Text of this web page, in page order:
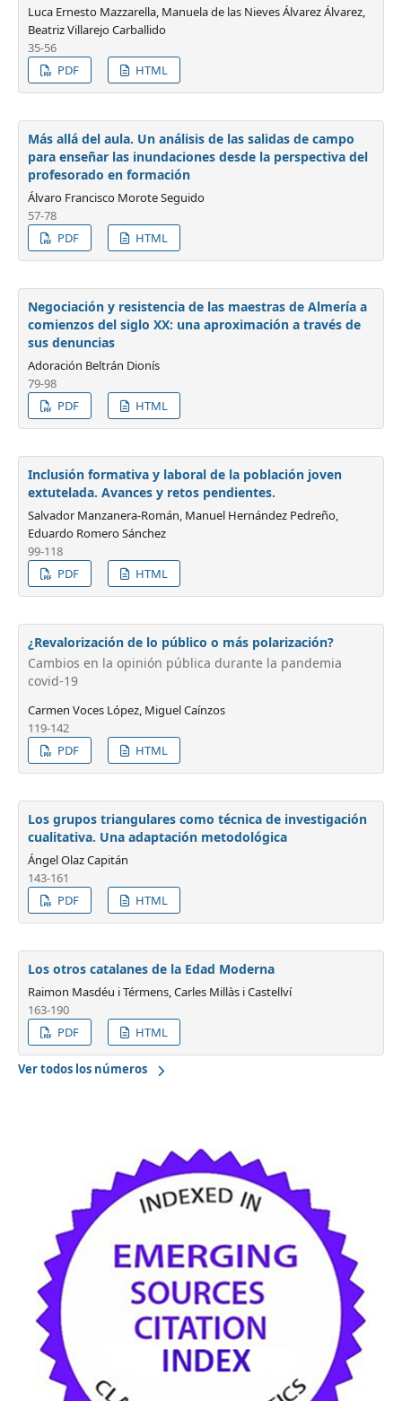
Luca Ernesto Mazzarella, Manuela de las Nieves Álvarez Álvarez,
Beatriz Villarejo Carballido
35-56
PDF
HTML
Más allá del aula. Un análisis de las salidas de campo
para enseñar las inundaciones desde la perspectiva del
profesorado en formación
Álvaro Francisco Morote Seguido
57-78
PDF
HTML
Negociación y resistencia de las maestras de Almería a
comienzos del siglo XX: una aproximación a través de
sus denuncias
Adoración Beltrán Dionís
79-98
PDF
HTML
Inclusión formativa y laboral de la población joven
extutelada. Avances y retos pendientes.
Salvador Manzanera-Román, Manuel Hernández Pedreño,
Eduardo Romero Sánchez
99-118
PDF
HTML
¿Revalorización de lo público o más polarización?
Cambios en la opinión pública durante la pandemia
covid-19
Carmen Voces López, Miguel Caínzos
119-142
PDF
HTML
Los grupos triangulares como técnica de investigación
cualitativa. Una adaptación metodológica
Ángel Olaz Capitán
143-161
PDF
HTML
Los otros catalanes de la Edad Moderna
Raimon Masdéu i Térmens, Carles Millàs i Castellví
163-190
PDF
HTML
Ver todos los números